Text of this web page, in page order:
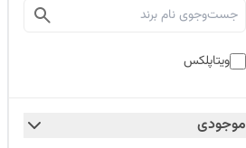
ویتاپلکس
موجودی